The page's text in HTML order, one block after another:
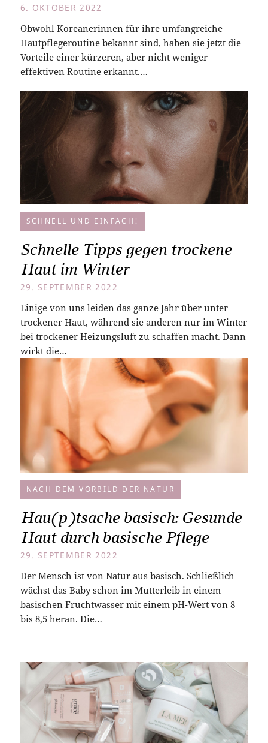
6. OKTOBER 2022
Obwohl Koreanerinnen für ihre umfangreiche
Hautpflegeroutine bekannt sind, haben sie jetzt die
Vorteile einer kürzeren, aber nicht weniger
effektiven Routine erkannt.…
SCHNELL UND EINFACH!
Schnelle Tipps gegen trockene
Haut im Winter
29. SEPTEMBER 2022
Einige von uns leiden das ganze Jahr über unter
trockener Haut, während sie anderen nur im Winter
bei trockener Heizungsluft zu schaffen macht. Dann
wirkt die…
NACH DEM VORBILD DER NATUR
Hau(p)tsache basisch: Gesunde
Haut durch basische Pflege
29. SEPTEMBER 2022
Der Mensch ist von Natur aus basisch. Schließlich
wächst das Baby schon im Mutterleib in einem
basischen Fruchtwasser mit einem pH-Wert von 8
bis 8,5 heran. Die…